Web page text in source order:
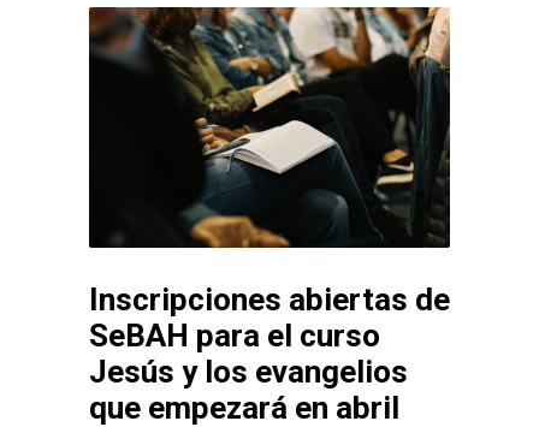
Inscripciones abiertas de
SeBAH para el curso
Jesús y los evangelios
que empezará en abril